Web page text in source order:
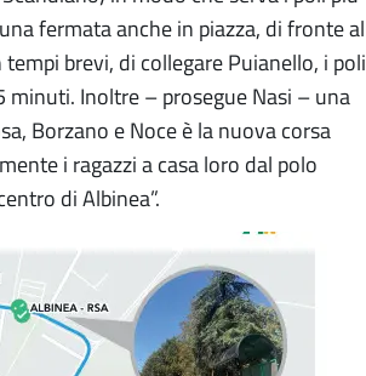
fermata anche in piazza, di fronte al
brevi, di collegare Puianello, i poli
Inoltre – prosegue Nasi – una
Borzano e Noce è la nuova corsa
i ragazzi a casa loro dal polo
di Albinea”.